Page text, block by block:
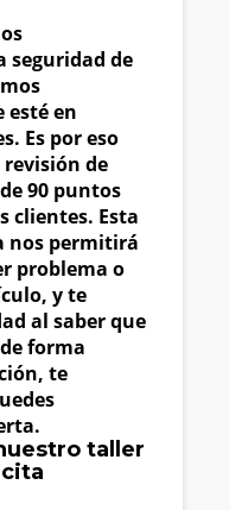
seguridad de
esté en
Es por eso
de
90 puntos
clientes. Esta
nos permitirá
problema o
y te
al saber que
forma
te
taller